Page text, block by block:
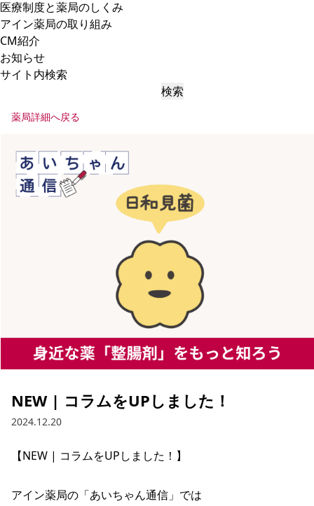
医療制度と薬局のしくみ
アイン薬局の取り組み
CM紹介
お知らせ
サイト内検索
検索
薬局詳細へ戻る
NEW | コラムをUPしました！
2024.12.20
【NEW | コラムをUPしました！】
アイン薬局の「あいちゃん通信」では